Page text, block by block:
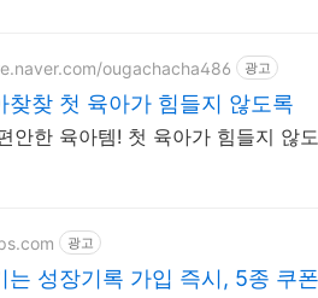
ougachacha486 광고
찾찾 첫 육아가 힘들지 않도록
안한 육아템! 첫 육아가 힘들지 않
광고
는 성장기록 가입 즉시, 5종 쿠